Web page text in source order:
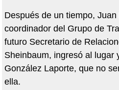
Después de un tiempo,
coordinador del Grupo de
futuro Secretario de
Sheinbaum, ingresó al lugar
González Laporte, que no
ella.